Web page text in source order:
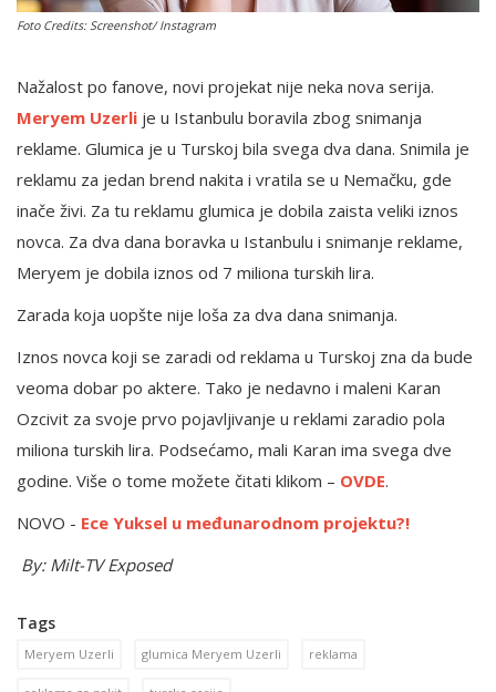
Foto Credits: Screenshot/ Instagram
Nažalost po fanove, novi projekat nije neka nova serija.
Meryem Uzerli je u Istanbulu boravila zbog snimanja
reklame. Glumica je u Turskoj bila svega dva dana. Snimila je
reklamu za jedan brend nakita i vratila se u Nemačku, gde
inače živi. Za tu reklamu glumica je dobila zaista veliki iznos
novca. Za dva dana boravka u Istanbulu i snimanje reklame,
Meryem je dobila iznos od 7 miliona turskih lira.
Zarada koja uopšte nije loša za dva dana snimanja.
Iznos novca koji se zaradi od reklama u Turskoj zna da bude
veoma dobar po aktere. Tako je nedavno i maleni Karan
Ozcivit za svoje prvo pojavljivanje u reklami zaradio pola
miliona turskih lira. Podsećamo, mali Karan ima svega dve
godine. Više o tome možete čitati klikom – OVDE.
NOVO - Ece Yuksel u međunarodnom projektu?!
By: Milt-TV Exposed
Tags
Meryem Uzerli glumica Meryem Uzerli reklama